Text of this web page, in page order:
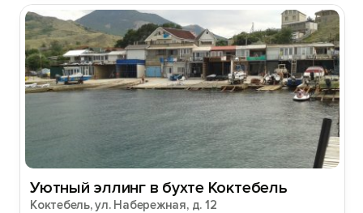
Уютный эллинг в бухте Коктебель
Коктебель, ул. Набережная, д. 12